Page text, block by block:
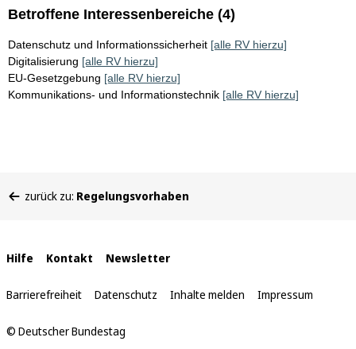
Betroffene Interessenbereiche (4)
Datenschutz und Informationssicherheit [alle RV hierzu]
Digitalisierung [alle RV hierzu]
EU-Gesetzgebung [alle RV hierzu]
Kommunikations- und Informationstechnik [alle RV hierzu]
befinden
zurück zu: Regelungsvorhaben
Interne
Links
Hilfe Kontakt Newsletter
Barrierefreiheit Datenschutz Inhalte melden Impressum
© Deutscher Bundestag